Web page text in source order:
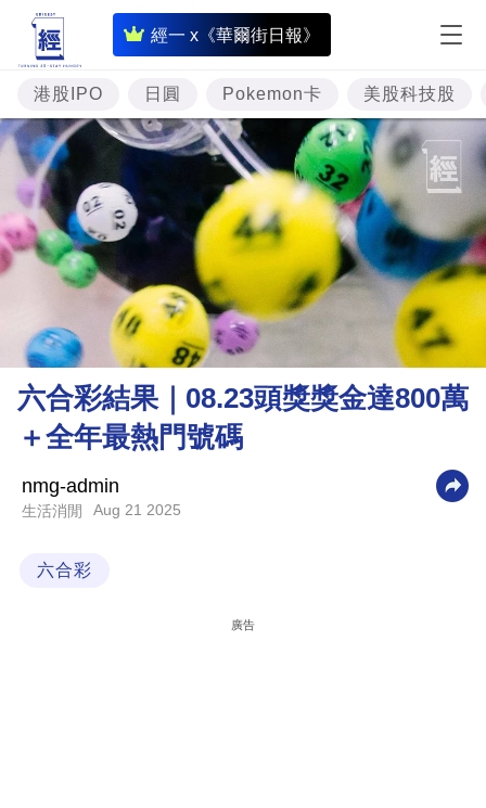
經一 x《華爾街日報》
即
時
財
經
投
樓
市
理
財
商
科
港股IPO 日圓 Pokemon卡 美股科技股
六合彩結果｜08.23頭獎獎金達800萬
＋全年最熱門號碼
nmg-admin
生活消閒 Aug 21 2025
六合彩
廣告